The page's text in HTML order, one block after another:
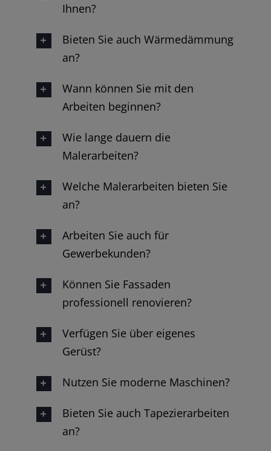
Ihnen?
Bieten Sie auch Wärmedämmung
an?
Wann können Sie mit den
Arbeiten beginnen?
Wie lange dauern die
Malerarbeiten?
Welche Malerarbeiten bieten Sie
an?
Arbeiten Sie auch für
Gewerbekunden?
Können Sie Fassaden
professionell renovieren?
Verfügen Sie über eigenes
Gerüst?
Nutzen Sie moderne Maschinen?
Bieten Sie auch Tapezierarbeiten
an?